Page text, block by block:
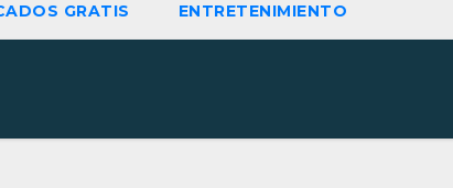
GRATIS ENTRETENIMIENTO